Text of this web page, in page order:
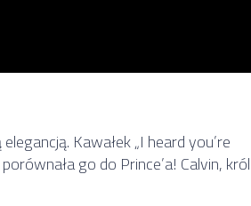
Kawałek „I heard you’re
go do Prince’a! Calvin, król